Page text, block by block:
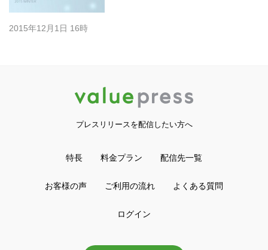
2015年12月1日 16時
プレスリリースを配信したい方へ
特長 料金プラン 配信先一覧
お客様の声 ご利用の流れ よくある質問
ログイン